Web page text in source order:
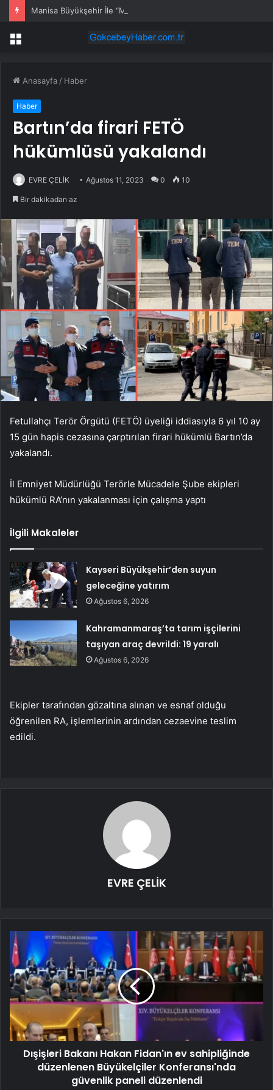
Manisa Büyükşehir İle “Mahallemde Şenlik Var”
Menü
Anasayfa / Haber
Haber
Bartın’da firari FETÖ
hükümlüsü yakalandı
EVRE ÇELİK Ağustos 11, 2023 0 10
Bir dakikadan az
Fetullahçı Terör Örgütü (FETÖ) üyeliği iddiasıyla 6 yıl 10 ay
15 gün hapis cezasına çarptırılan firari hükümlü Bartın’da
yakalandı.
İl Emniyet Müdürlüğü Terörle Mücadele Şube ekipleri
hükümlü RA’nın yakalanması için çalışma yaptı
İlgili Makaleler
Kayseri Büyükşehir’den suyun
geleceğine yatırım
Ağustos 6, 2026
Kahramanmaraş’ta tarım işçilerini
taşıyan araç devrildi: 19 yaralı
Ağustos 6, 2026
Ekipler tarafından gözaltına alınan ve esnaf olduğu
öğrenilen RA, işlemlerinin ardından cezaevine teslim
edildi.
EVRE ÇELİK
Dışişleri Bakanı Hakan Fidan'ın ev sahipliğinde
düzenlenen Büyükelçiler Konferansı'nda
güvenlik paneli düzenlendi